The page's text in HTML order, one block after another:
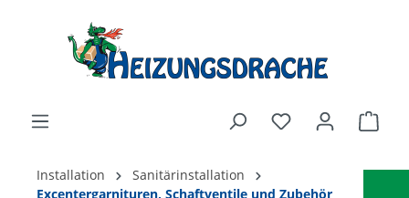
Installation
Sanitärinstallation
Excentergarnituren, Schaftventile und Zubehör